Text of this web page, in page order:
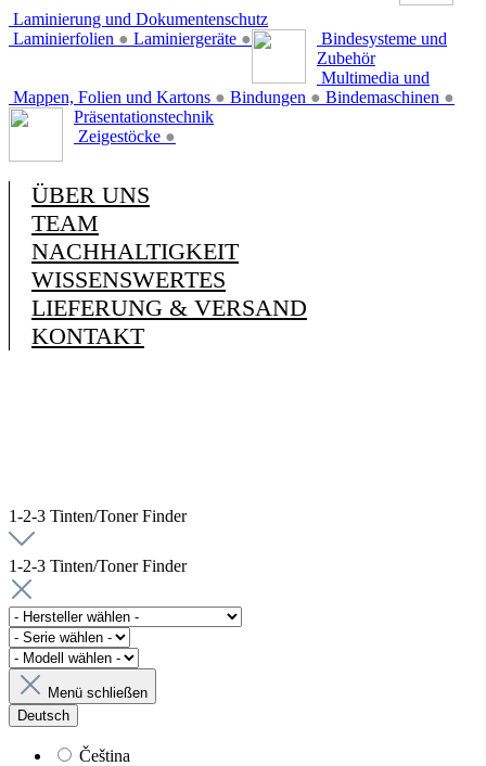
Laminierung und Dokumentenschutz
Laminierfolien ● Laminiergeräte ●
Bindesysteme und
Zubehör
Mappen, Folien und Kartons ● Bindungen ● Bindemaschinen ●
Multimedia und
Präsentationstechnik
Zeigestöcke ●
ÜBER UNS
TEAM
NACHHALTIGKEIT
WISSENSWERTES
LIEFERUNG & VERSAND
KONTAKT
1-2-3 Tinten/Toner Finder
1-2-3 Tinten/Toner Finder
Menü schließen
Deutsch
Čeština